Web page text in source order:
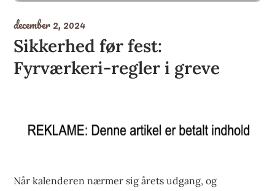
december 2, 2024
Sikkerhed før fest:
Fyrværkeri-regler i greve
Når kalenderen nærmer sig årets udgang, og